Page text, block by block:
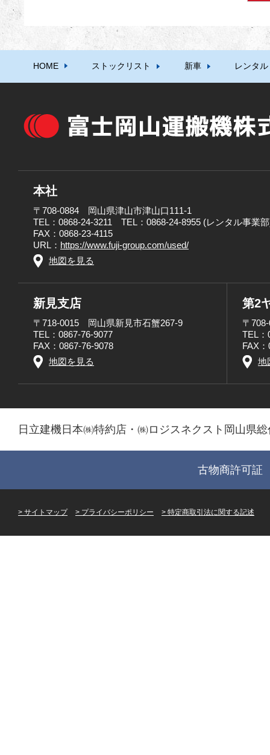
HOME ストックリスト 新車 レンタル
本社
〒708-0884 岡山県津山市津山口111-1
TEL：0868-24-3211 TEL：0868-24-8955 (レンタル事業
FAX：0868-23-4115
URL： https://www.fuji-group.com/used/
地図を見る
新見支店
〒718-0015 岡山県新見市石蟹267-9
TEL：0867-76-9077
FAX：0867-76-9078
地図を見る
第2
〒
TEL：
FAX
地
日立建機日本㈱特約店・㈱ロジスネクスト岡山県
古物商許可
サイトマップ プライバシーポリシー 特定商取引法に関する記述